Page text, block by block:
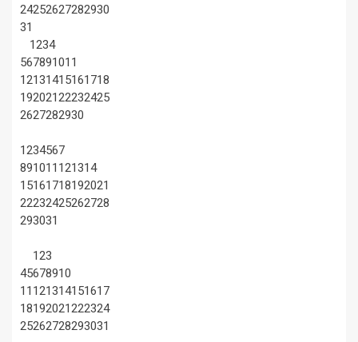
24252627282930
31
1234
567891011
12131415161718
19202122232425
2627282930
1234567
891011 121314
15161718192021
22232425262728
293031
123
45678910
11 121314151617
18192021222324
25262728293031